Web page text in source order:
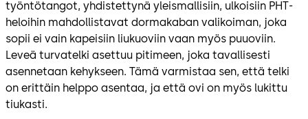
työntötangot, yhdistettynä yleismallisiin, ulkoisiin PHT-
heloihin mahdollistavat dormakaban valikoiman, joka
sopii ei vain kapeisiin liukuoviin vaan myös puuoviin.
Leveä turvatelki asettuu pitimeen, joka tavallisesti
asennetaan kehykseen. Tämä varmistaa sen, että telki
on erittäin helppo asentaa, ja että ovi on myös lukittu
tiukasti.